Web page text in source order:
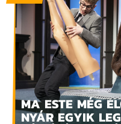
MA ESTE MÉG
NYÁR EGYIK